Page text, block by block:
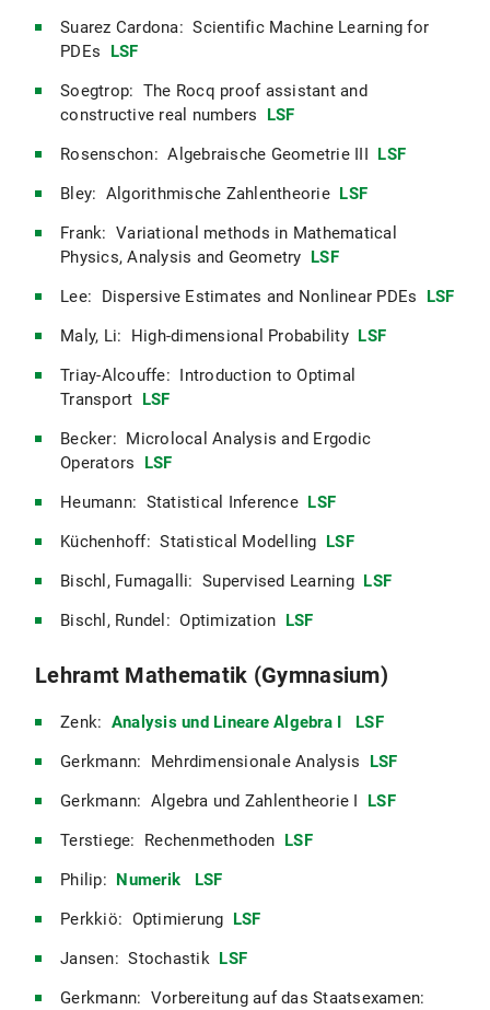
Suarez Cardona: Scientific Machine Learning for
PDEs LSF
Soegtrop: The Rocq proof assistant and
constructive real numbers LSF
Rosenschon: Algebraische Geometrie III LSF
Bley: Algorithmische Zahlentheorie LSF
Frank: Variational methods in Mathematical
Physics, Analysis and Geometry LSF
Lee: Dispersive Estimates and Nonlinear PDEs LSF
Maly, Li: High-dimensional Probability LSF
Triay-Alcouffe: Introduction to Optimal
Transport LSF
Becker: Microlocal Analysis and Ergodic
Operators LSF
Heumann: Statistical Inference LSF
Küchenhoff: Statistical Modelling LSF
Bischl, Fumagalli: Supervised Learning LSF
Bischl, Rundel: Optimization LSF
Lehramt Mathematik (Gymnasium)
Zenk: Analysis und Lineare Algebra I
LSF
Gerkmann: Mehrdimensionale Analysis LSF
Gerkmann: Algebra und Zahlentheorie I LSF
Terstiege: Rechenmethoden LSF
Philip: Numerik
LSF
Perkkiö: Optimierung LSF
Jansen: Stochastik LSF
Gerkmann: Vorbereitung auf das Staatsexamen: